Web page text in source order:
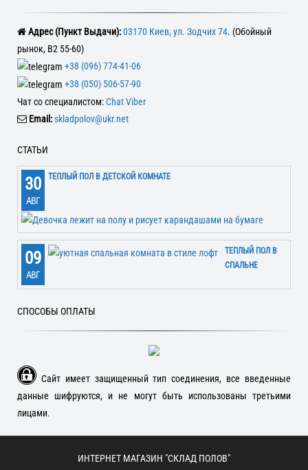
Адрес (Пункт Выдачи):03170 Киев, ул. Зодчих 74. (Обойный
рынок, В2 55-60)
+38 (096) 774-41-06
+38 (050) 506-57-90
Чат со специалистом:Chat Viber
Email:skladpolov@ukr.net
СТАТЬИ
30
АВГ
ТЕПЛЫЙ ПОЛ В ДЕТСКОЙ КОМНАТЕ
09
АВГ
ТЕПЛЫЙ ПОЛ В
СПАЛЬНЕ
СПОСОБЫ ОПЛАТЫ
Сайт имеет защищенный тип соединения, все введенные
данные шифруются, и не могут быть использованы третьими
лицами.
ИНТЕРНЕТ МАГАЗИН "СКЛАД ПОЛОВ"